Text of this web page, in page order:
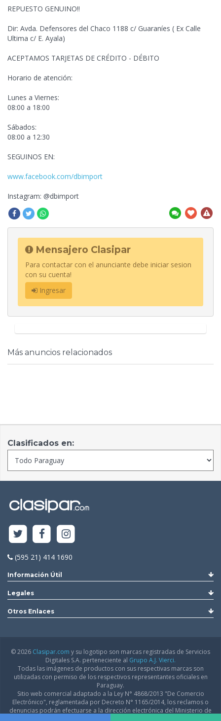
REPUESTO GENUINO!!
Dir: Avda. Defensores del Chaco 1188 c/ Guaraníes ( Ex Calle
Ultima c/ E. Ayala)
ACEPTAMOS TARJETAS DE CRÉDITO - DÉBITO
Horario de atención:
Lunes a Viernes:
08:00 a 18:00
Sábados:
08:00 a 12:30
SEGUINOS EN:
www.facebook.com/dbimport
Instagram: @dbimport
Mensajero Clasipar
Para contactar con el anunciante debe iniciar sesion
con su cuenta!
Ingresar
Más anuncios relacionados
Clasificados en:
(595 21) 414 1690
Información Útil
Legales
Otros Enlaces
© 2026 Clasipar.com y su logotipo son marcas registradas de Servicios
Digitales S.A. perteneciente al Grupo A.J. Vierci.
Todas las imágenes de productos con sus respectivas marcas son
utilizadas con permiso de los respectivos representantes oficiales en
Paraguay.
Sitio web comercial adaptado a la Ley N° 4868/2013 "De Comercio
Electrónico", reglamentada por Decreto N° 1165/2014, los reclamos o
denuncias podrán efectuarse a la dirección electrónica del Ministerio de